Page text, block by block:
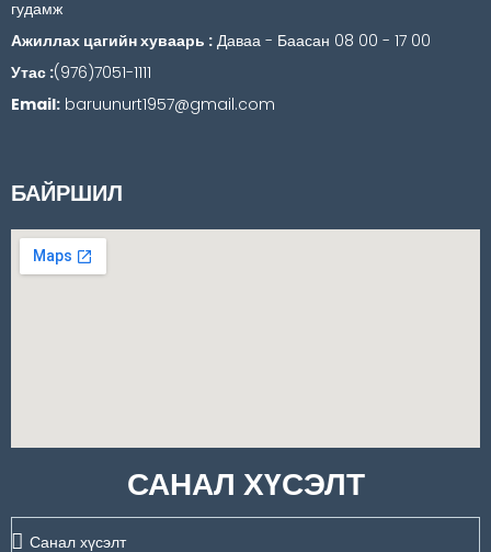
гудамж
Ажиллах цагийн хуваарь : Даваа - Баасан 08 00 - 17 00
Утас :(976)7051-1111
Email: baruunurt1957@gmail.com
БАЙРШИЛ
САНАЛ ХҮСЭЛТ